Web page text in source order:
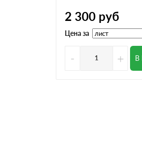
2 300 руб
Цена за
- + В